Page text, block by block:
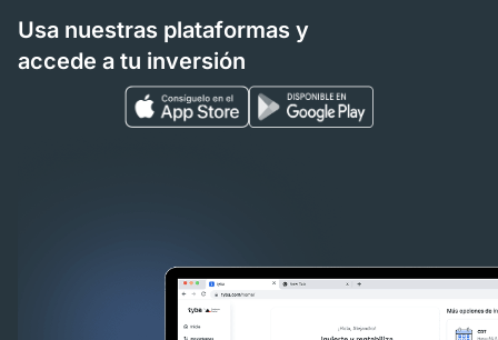
Usa nuestras plataformas y
accede a tu inversión